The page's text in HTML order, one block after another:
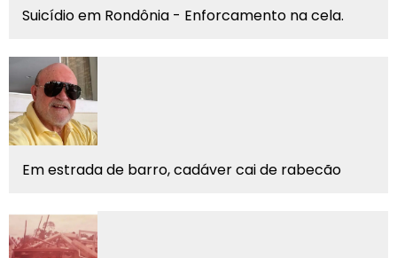
Suicídio em Rondônia - Enforcamento na cela.
Em estrada de barro, cadáver cai de rabecão